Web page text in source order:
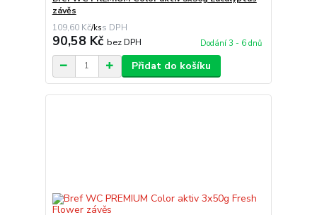
závěs
109,60 Kč/ks
90,58 Kč bez DPH Dodání 3 - 6 dnů
Přidat do košíku